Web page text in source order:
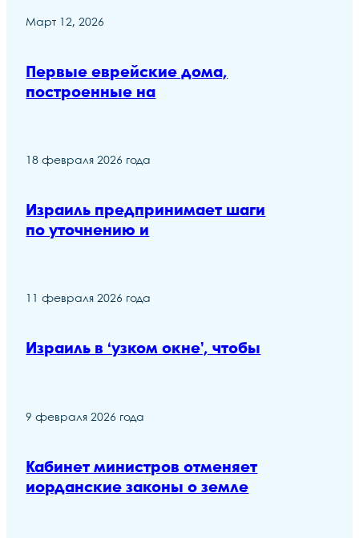
Март 12, 2026
Первые еврейские дома,
построенные на
18 февраля 2026 года
Израиль предпринимает шаги
по уточнению и
11 февраля 2026 года
Израиль в ‘узком окне’, чтобы
9 февраля 2026 года
Кабинет министров отменяет
иорданские законы о земле